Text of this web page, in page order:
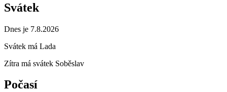
Svátek
Dnes je 7.8.2026
Svátek má Lada
Zítra má svátek Soběslav
Počasí